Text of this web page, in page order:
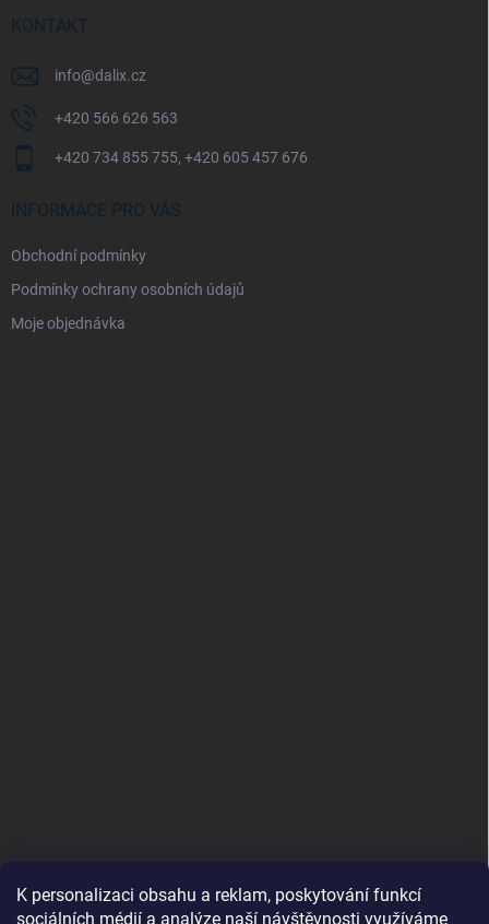
K personalizaci obsahu a reklam, poskytování funkcí
sociálních médií a analýze naší návštěvnosti využíváme
KONTAKT
info@dalix.cz
+420 566 626 563
+420 734 855 755, +420 605 457 676
INFORMACE PRO VÁS
Obchodní podmínky
Podmínky ochrany osobních údajů
Moje objednávka